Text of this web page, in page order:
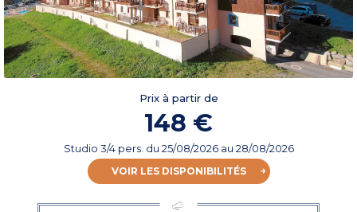
Prix à partir de
148 €
Studio 3/4 pers. du 25/08/2026au 28/08/2026
VOIR LES DISPONIBILITÉS